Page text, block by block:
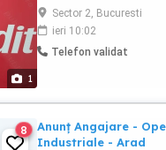
1
Nebancară de
în șase țări: România,
Cehia,Macedonia și
milioane credite
Sector 2, Bucuresti
ieri 10:02
Telefon validat
8
Anunț Angajare -
Industriale - Arad